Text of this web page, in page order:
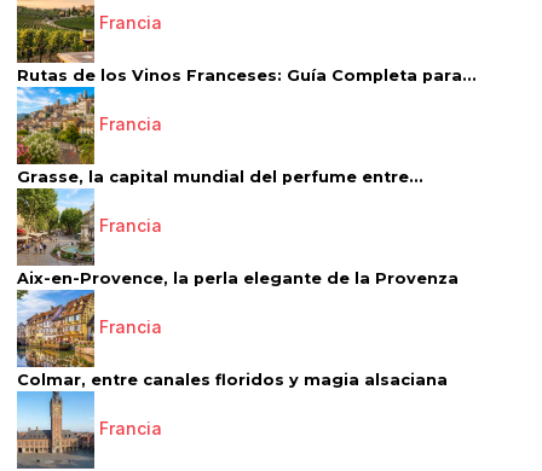
Francia
Rutas de los Vinos Franceses: Guía Completa para...
Francia
Grasse, la capital mundial del perfume entre...
Francia
Aix-en-Provence, la perla elegante de la Provenza
Francia
Colmar, entre canales floridos y magia alsaciana
Francia